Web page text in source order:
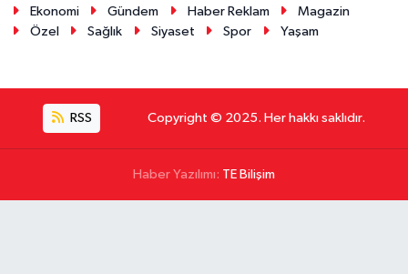
Ekonomi
Gündem Haber Reklam
Magazin
Özel
Sağlık Siyaset Spor Yaşam
RSS Copyright © 2025. Her hakkı saklıdır.
Haber Yazılımı: TE Bilişim